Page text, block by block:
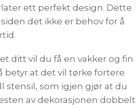
ett perfekt design. Dette
det ikke er behov for å
ditt vil du få en vakker og fin
betyr at det vil tørke fortere
stensil, som igjen gjør at du
av dekorasjonen dobbelt